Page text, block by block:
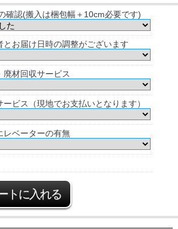
確認(搬入は梱包幅＋10cm必要です)
とお届け日時の調整がございます
廃材回収サービス
ビス（現地でお支払いとなります）
レベーターの有無